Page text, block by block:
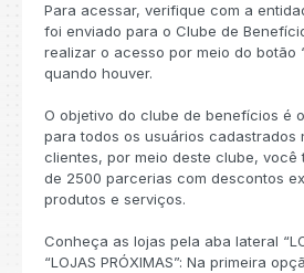
Para acessar, verifique com a
foi enviado para o Clube de
realizar o acesso por meio do botão
quando houver.
O objetivo do clube de benefícios é
para todos os usuários cadastrados
clientes, por meio deste clube, você
de 2500 parcerias com descontos
produtos e serviços.
Conheça as lojas pela aba lateral
“LOJAS PRÓXIMAS”: Na primeira